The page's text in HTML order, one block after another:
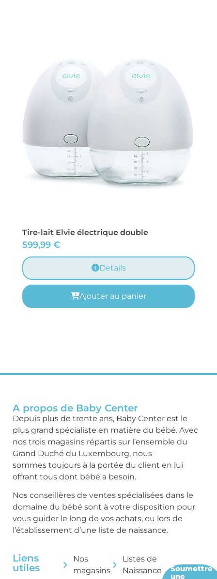
Tire-lait Elvie électrique double
599,99 €
Details
Ajouter au panier
A propos de Baby Center
Depuis plus de trente ans, Baby Center est le
plus grand spécialiste en matière du bébé. Avec
nos trois magasins répartis sur l’ensemble du
Grand Duché du Luxembourg, nous
sommes toujours à la portée du client en lui
offrant tous dont bébé a besoin.
Nos conseillères de ventes spécialisées dans le
domaine du bébé sont à votre disposition pour
vous guider le long de vos achats, ou lors de
l’établissement d’une liste de naissance.
Liens
utiles
Nos
magasins
Listes de
Naissance
Soumettre
une